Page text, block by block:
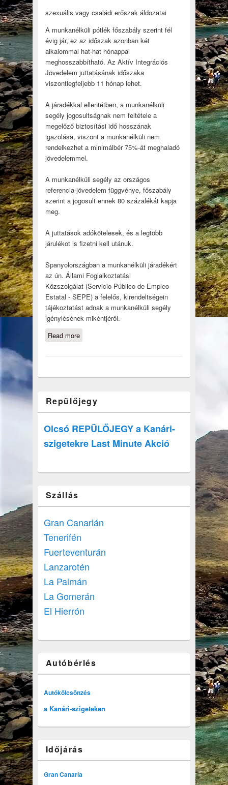
szexuális vagy családi erőszak áldozatai
A munkanélküli pótlék főszabály szerint fél
évig jár, ez az időszak azonban két
alkalommal hat-hat hónappal
meghosszabbítható. Az Aktív Integrációs
Jövedelem juttatásának időszaka
viszontlegfeljebb 11 hónap lehet.
A járadékkal ellentétben, a munkanélküli
segély jogosultságnak nem feltétele a
megelőző biztosítási idő hosszának
igazolása, viszont a munkanélküli nem
rendelkezhet a minimálbér 75%-át meghaladó
jövedelemmel.
A munkanélküli segély az országos
referencia-jövedelem függvénye, főszabály
szerint a jogosult ennek 80 százalékát kapja
meg.
A juttatások adókötelesek, és a legtöbb
járulékot is fizetni kell utánuk.
Spanyolországban a munkanélküli járadékért
az ún. Állami Foglalkoztatási
Közszolgálat (Servicio Público de Empleo
Estatal - SEPE) a felelős, kirendeltségein
tájékoztatást adnak a munkanélküli segély
igénylésének mikéntjéről.
Read moreabout Munkavállalás a Kanári-
Repülőjegy
Olcsó REPÜLŐJEGY a Kanári-
szigetekre Last Minute Akció
Szállás
Gran Canarián
Tenerifén
Fuerteventurán
Lanzarotén
La Palmán
La Gomerán
El Hierrón
Autóbérlés
Autókölcsönzés
a Kanári-szigeteken
Időjárás
Gran Canaria